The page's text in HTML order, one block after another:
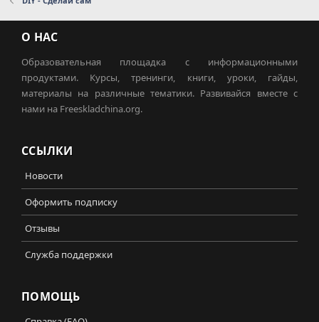
О НАС
Образовательная площадка с информационными
продуктами. Курсы, тренинги, книги, уроки, гайды,
материалы на различные тематики. Развивайся вместе с
нами на Freeskladchina.org.
ССЫЛКИ
Новости
Оформить подписку
Отзывы
Служба поддержки
ПОМОЩЬ